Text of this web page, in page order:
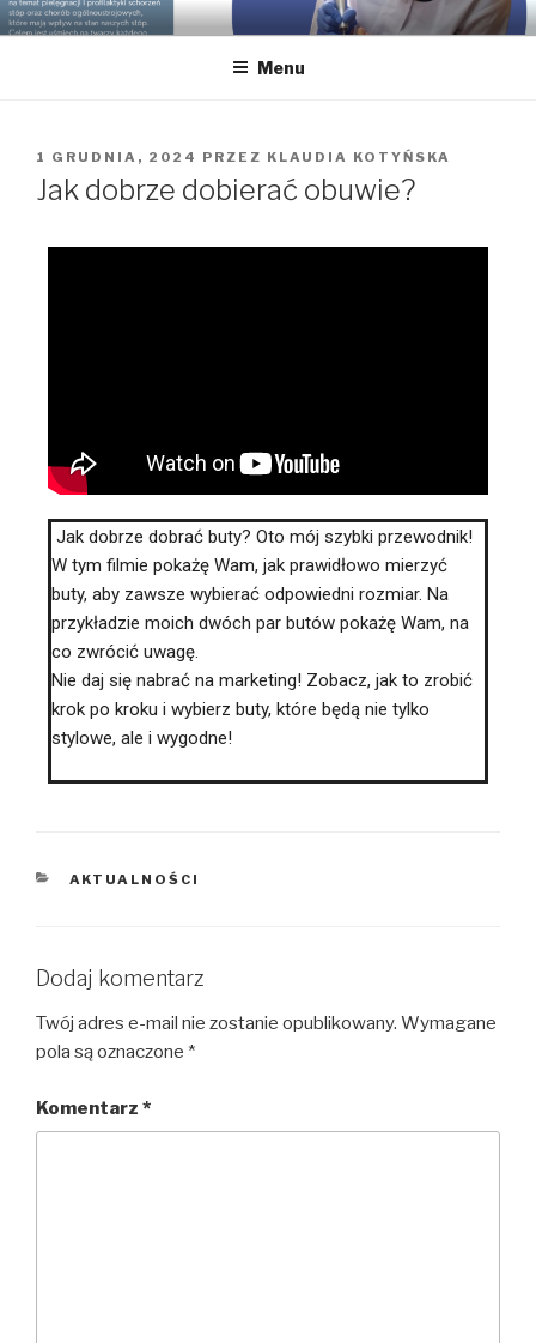
GABINET PODOLOGICZNY
KLAUDIA KOTYŃSKA
Podolog dla Twoich stóp, Bielsko-Biała, gabinet podologiczny,
Menu
1 GRUDNIA, 2024 PRZEZ KLAUDIA KOTYŃSKA
Jak dobrze dobierać obuwie?
Jak dobrze dobrać buty? Oto mój szybki przewodnik!
W tym filmie pokażę Wam, jak prawidłowo mierzyć
buty, aby zawsze wybierać odpowiedni rozmiar. Na
przykładzie moich dwóch par butów pokażę Wam, na
co zwrócić uwagę.
Nie daj się nabrać na marketing! Zobacz, jak to zrobić
krok po kroku i wybierz buty, które będą nie tylko
stylowe, ale i wygodne!
AKTUALNOŚCI
Dodaj komentarz
Twój adres e-mail nie zostanie opublikowany. Wymagane
pola są oznaczone *
Komentarz *